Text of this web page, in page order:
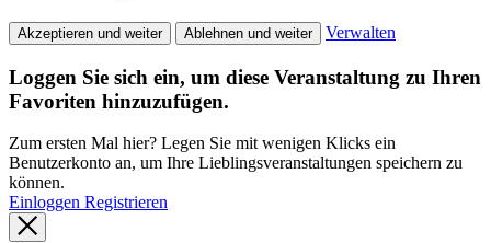
Akzeptieren und weiter Ablehnen und weiter Verwalten
Loggen Sie sich ein, um diese Veranstaltung zu Ihren
Favoriten hinzuzufügen.
Zum ersten Mal hier? Legen Sie mit wenigen Klicks ein
Benutzerkonto an, um Ihre Lieblingsveranstaltungen speichern zu
können.
Einloggen Registrieren